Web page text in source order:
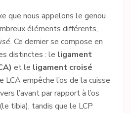
que nous appelons le genou
éléments différents,
. Ce dernier se compose en
distinctes : le ligament
et le ligament croisé
LCA empêche l’os de la cuisse
l’avant par rapport à l’os
tibia), tandis que le LCP